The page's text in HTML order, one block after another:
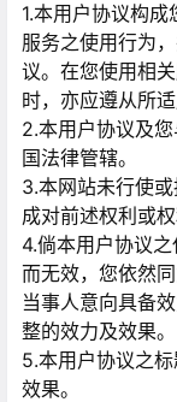
1.本用户协议构
服务之使用行为
议。在您使用相
时，亦应遵从所
2.本用户协议及
国法律管辖。
3.本网站未行使
成对前述权利或权
4.倘本用户协议
而无效，您依然
当事人意向具备
整的效力及效果。
5.本用户协议之
效果。